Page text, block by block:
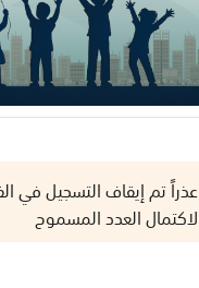
عذراً تم إيقاف التسجيل في
لاكتمال العدد المسموح